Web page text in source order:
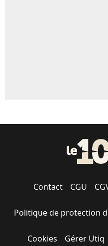
Contact CGU
Politique de protection
Cookies Gérer Utiq